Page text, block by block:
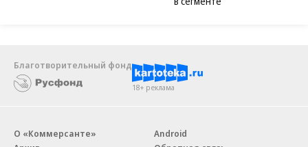
Благотворительный фонд
18+ реклама
О «Коммерсанте»
Android